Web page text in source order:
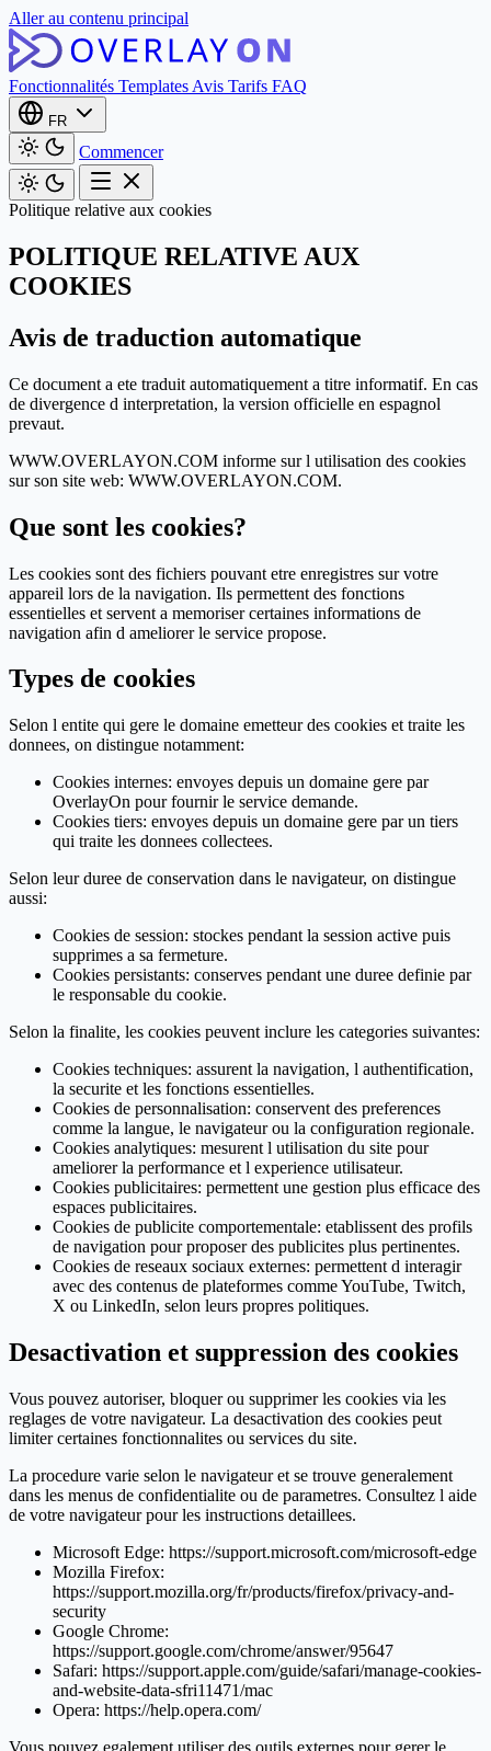
Aller au contenu principal
Fonctionnalités Templates Avis Tarifs FAQ
FR
Commencer
Politique relative aux cookies
POLITIQUE RELATIVE AUX
COOKIES
Avis de traduction automatique
Ce document a ete traduit automatiquement a titre informatif. En cas
de divergence d interpretation, la version officielle en espagnol
prevaut.
WWW.OVERLAYON.COM informe sur l utilisation des cookies
sur son site web: WWW.OVERLAYON.COM.
Que sont les cookies?
Les cookies sont des fichiers pouvant etre enregistres sur votre
appareil lors de la navigation. Ils permettent des fonctions
essentielles et servent a memoriser certaines informations de
navigation afin d ameliorer le service propose.
Types de cookies
Selon l entite qui gere le domaine emetteur des cookies et traite les
donnees, on distingue notamment:
Cookies internes: envoyes depuis un domaine gere par
OverlayOn pour fournir le service demande.
Cookies tiers: envoyes depuis un domaine gere par un tiers
qui traite les donnees collectees.
Selon leur duree de conservation dans le navigateur, on distingue
aussi:
Cookies de session: stockes pendant la session active puis
supprimes a sa fermeture.
Cookies persistants: conserves pendant une duree definie par
le responsable du cookie.
Selon la finalite, les cookies peuvent inclure les categories suivantes:
Cookies techniques: assurent la navigation, l authentification,
la securite et les fonctions essentielles.
Cookies de personnalisation: conservent des preferences
comme la langue, le navigateur ou la configuration regionale.
Cookies analytiques: mesurent l utilisation du site pour
ameliorer la performance et l experience utilisateur.
Cookies publicitaires: permettent une gestion plus efficace des
espaces publicitaires.
Cookies de publicite comportementale: etablissent des profils
de navigation pour proposer des publicites plus pertinentes.
Cookies de reseaux sociaux externes: permettent d interagir
avec des contenus de plateformes comme YouTube, Twitch,
X ou LinkedIn, selon leurs propres politiques.
Desactivation et suppression des cookies
Vous pouvez autoriser, bloquer ou supprimer les cookies via les
reglages de votre navigateur. La desactivation des cookies peut
limiter certaines fonctionnalites ou services du site.
La procedure varie selon le navigateur et se trouve generalement
dans les menus de confidentialite ou de parametres. Consultez l aide
de votre navigateur pour les instructions detaillees.
Microsoft Edge: https://support.microsoft.com/microsoft-edge
Mozilla Firefox:
https://support.mozilla.org/fr/products/firefox/privacy-and-
security
Google Chrome:
https://support.google.com/chrome/answer/95647
Safari: https://support.apple.com/guide/safari/manage-cookies-
and-website-data-sfri11471/mac
Opera: https://help.opera.com/